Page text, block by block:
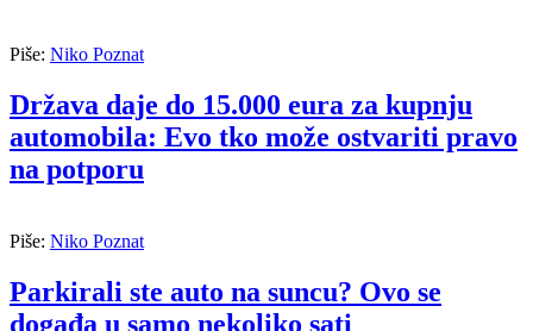
Piše: Niko Poznat
Država daje do 15.000 eura za kupnju
automobila: Evo tko može ostvariti pravo
na potporu
Piše: Niko Poznat
Parkirali ste auto na suncu? Ovo se
događa u samo nekoliko sati